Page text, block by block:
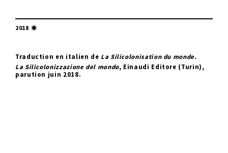
2018
Traduction en italien de La Silicolonisation du monde.
La Silicolonizzazione del mondo, Einaudi Editore (Turin),
parution juin 2018.